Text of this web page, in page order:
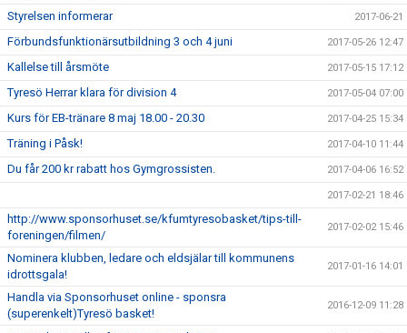
Styrelsen informerar 2017-06-21
Förbundsfunktionärsutbildning 3 och 4 juni 2017-05-26 12:47
Kallelse till årsmöte 2017-05-15 17:12
Tyresö Herrar klara för division 4 2017-05-04 07:00
Kurs för EB-tränare 8 maj 18.00 - 20.30 2017-04-25 15:34
Träning i Påsk! 2017-04-10 11:44
Du får 200 kr rabatt hos Gymgrossisten. 2017-04-06 16:52
2017-02-21 18:46
http://www.sponsorhuset.se/kfumtyresobasket/tips-till-
foreningen/filmen/
2017-02-02 15:46
Nominera klubben, ledare och eldsjälar till kommunens
idrottsgala!
2017-01-16 14:01
Handla via Sponsorhuset online - sponsra
(superenkelt)Tyresö basket!
2016-12-09 11:28